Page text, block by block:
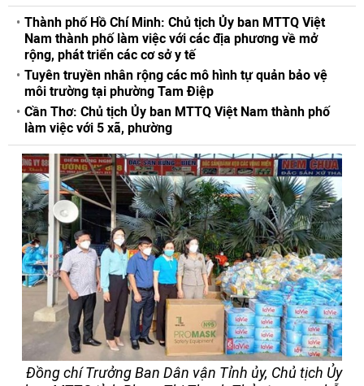
Thành phố Hồ Chí Minh: Chủ tịch Ủy ban MTTQ Việt
Nam thành phố làm việc với các địa phương về mở
rộng, phát triển các cơ sở y tế
Tuyên truyền nhân rộng các mô hình tự quản bảo vệ
môi trường tại phường Tam Điệp
Cần Thơ: Chủ tịch Ủy ban MTTQ Việt Nam thành phố
làm việc với 5 xã, phường
Đồng chí Trưởng Ban Dân vận Tỉnh ủy, Chủ tịch Ủy